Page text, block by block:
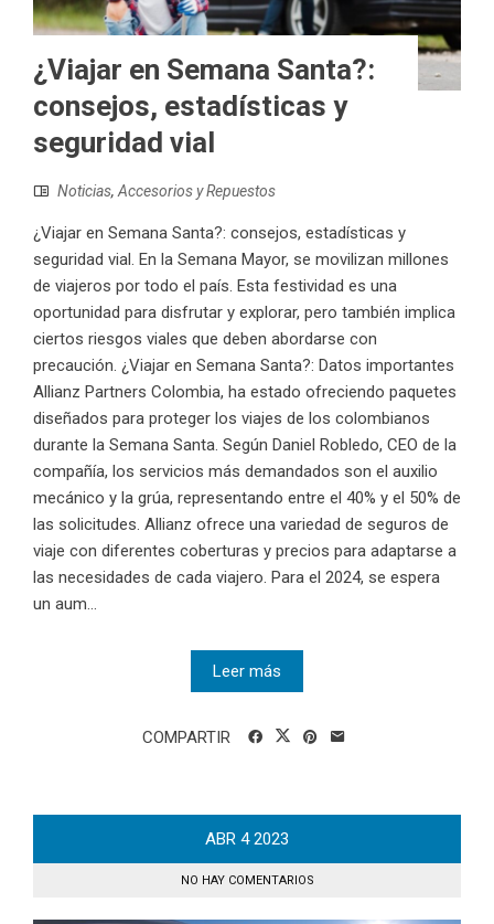
¿Viajar en Semana Santa?:
consejos, estadísticas y
seguridad vial
Noticias, Accesorios y Repuestos
¿Viajar en Semana Santa?: consejos, estadísticas y
seguridad vial. En la Semana Mayor, se movilizan millones
de viajeros por todo el país. Esta festividad es una
oportunidad para disfrutar y explorar, pero también implica
ciertos riesgos viales que deben abordarse con
precaución. ¿Viajar en Semana Santa?: Datos importantes
Allianz Partners Colombia, ha estado ofreciendo paquetes
diseñados para proteger los viajes de los colombianos
durante la Semana Santa. Según Daniel Robledo, CEO de la
compañía, los servicios más demandados son el auxilio
mecánico y la grúa, representando entre el 40% y el 50% de
las solicitudes. Allianz ofrece una variedad de seguros de
viaje con diferentes coberturas y precios para adaptarse a
las necesidades de cada viajero. Para el 2024, se espera
un aum...
Leer más
COMPARTIR
ABR 4 2023
NO HAY COMENTARIOS